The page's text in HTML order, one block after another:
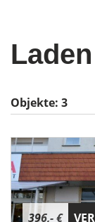
Objekte: 3
396,- €